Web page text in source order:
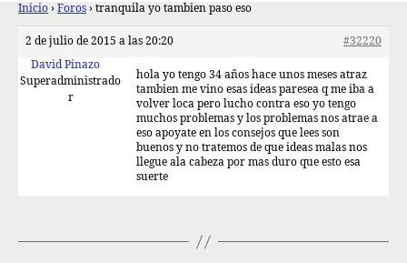
Inicio › Foros › tranquila yo tambien paso eso
2 de julio de 2015 a las 20:20
#32220
David Pinazo
Superadministrado
r
hola yo tengo 34 años hace unos meses atraz
tambien me vino esas ideas paresea q me iba a
volver loca pero lucho contra eso yo tengo
muchos problemas y los problemas nos atrae a
eso apoyate en los consejos que lees son
buenos y no tratemos de que ideas malas nos
llegue ala cabeza por mas duro que esto esa
suerte